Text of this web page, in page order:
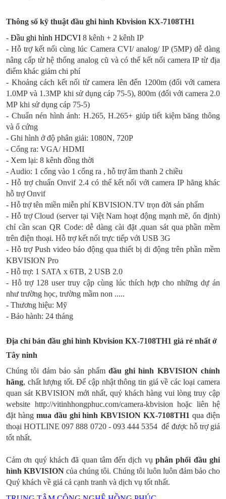
Thông số kỹ thuật đầu ghi hình Kbvision KX-7108TH1
- Đầu ghi hình HDCVI 8 kênh + 2 kênh IP
- Hỗ trợ kết nối cùng lúc Camera CVI/ analog/ IP (5MP) dễ dàng
nâng cấp từ hệ thống analog cũ và có thể kết nối camera IP từ địa
điểm khác giảm chi phí
- Khoảng cách kết nối từ camera lên đến 1200m (đối với camera
1.0MP và 1.3MP khi sử dụng cáp 75-5), 800m (đối với camera 2.0
MP khi sử dụng cáp 75-5)
- Chuẩn nén hình ảnh: H.265, H.265+ giúp tiết kiệm băng thông
và ổ cứng
- Ghi hình ở độ phân giải: 1080N, 720P
- Cổng ra: VGA/ HDMI
- Xem lại: 8 kênh đồng thời
- Audio: 1 cổng vào 1 cổng ra , hỗ trợ âm thanh 2 chiều
- Hỗ trợ chuẩn Onvif 2.4 có thể kết nối với camera IP hãng khác
hỗ trợ Onvif
- Hỗ trợ tên miền miễn phí KBVISION.TV trọn đời sản phẩm
- Hỗ trợ Cloud (server tại Việt Nam hoạt động mạnh mẽ, ổn định)
chỉ cần scan QR Code: dễ dàng cài đặt ,quan sát qua phần mềm
trên điện thoại. Hỗ trợ kết nối trực tiếp với USB 3G
- Hỗ trợ Push video báo động qua thiết bị di động trên phần mềm
KBVISION Pro
- Hỗ trợ: 1 SATA x 6TB, 2 USB 2.0
- Hỗ trợ 128 user truy cập cùng lúc thích hợp cho những dự án
như trường học, trường mầm non .....
- Thương hiệu: Mỹ
- Bảo hành: 24 tháng
Địa chỉ bán đầu ghi hình Kbvision KX-7108TH1 giá rẻ nhất ở
Tây ninh
Chúng tôi đảm bảo sản phẩm đầu ghi hình KBVISIONchính
hãng, chất lượng tốt. Để cập nhật thông tin giá về các loại camera
quan sát KBVISION mới nhất, quý khách hàng vui lòng truy cập
website http://vitinhhongphuc.com/camera-kbvision hoặc liên hệ
đặt hàng mua đầu ghi hìnhKBVISIONKX-7108TH1 qua điện
thoại HOTLINE 097 888 0720 - 093 444 5354 để được hỗ trợ giá
tốt nhất.
Cảm ơn quý khách đã quan tâm đến dịch vụphân phối đầu ghi
hình KBVISION của chúng tôi. Chúng tôi luôn luôn đảm bảo cho
Quý khách về giá cả cạnh tranh và dịch vụ tốt nhất.